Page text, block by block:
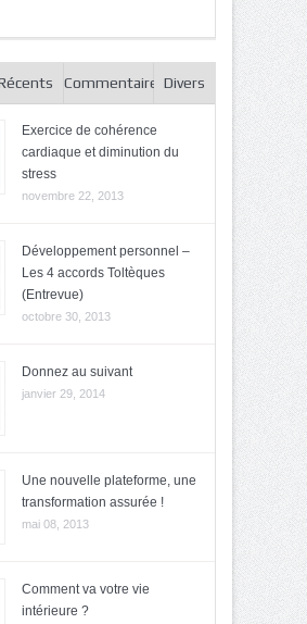
CommentairesDivers
Exercice de cohérence
cardiaque et diminution du
stress
novembre 22, 2013
Développement personnel –
Les 4 accords Toltèques
(Entrevue)
octobre 30, 2013
Donnez au suivant
janvier 29, 2014
Une nouvelle plateforme, une
transformation assurée !
mai 08, 2013
Comment va votre vie
intérieure ?